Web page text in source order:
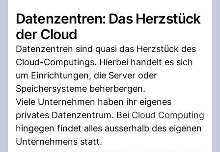
Datenzentren: Das Herzstück
der Cloud
Datenzentren sind quasi das Herzstück des
Cloud-Computings. Hierbei handelt es sich
um Einrichtungen, die Server oder
Speichersysteme beherbergen.
Viele Unternehmen haben ihr eigenes
privates Datenzentrum. Bei Cloud Computing
hingegen findet alles ausserhalb des eigenen
Unternehmens statt.